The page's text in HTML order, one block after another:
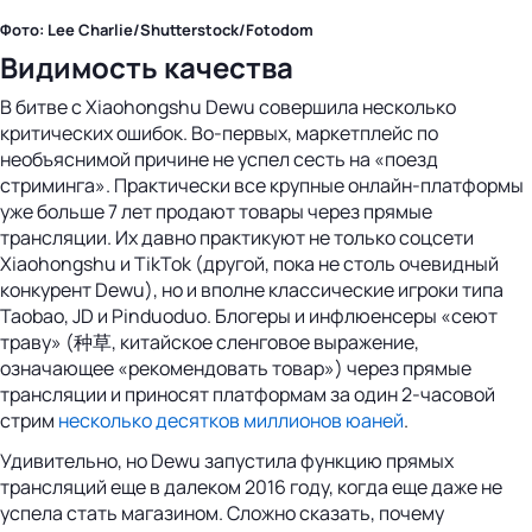
Фото: Lee Charlie/Shutterstock/Fotodom
Видимость качества
В битве с Xiaohongshu Dewu совершила несколько
критических ошибок. Во-первых, маркетплейс по
необъяснимой причине не успел сесть на «поезд
стриминга». Практически все крупные онлайн-платформы
уже больше 7 лет продают товары через прямые
трансляции. Их давно практикуют не только соцсети
Xiaohongshu и TikTok (другой, пока не столь очевидный
конкурент Dewu), но и вполне классические игроки типа
Taobao, JD и Pinduoduo. Блогеры и инфлюенсеры «сеют
траву» (种草, китайское сленговое выражение,
означающее «рекомендовать товар») через прямые
трансляции и приносят платформам за один 2-часовой
стрим несколько десятков миллионов юаней.
Удивительно, но Dewu запустила функцию прямых
трансляций еще в далеком 2016 году, когда еще даже не
успела стать магазином. Сложно сказать, почему